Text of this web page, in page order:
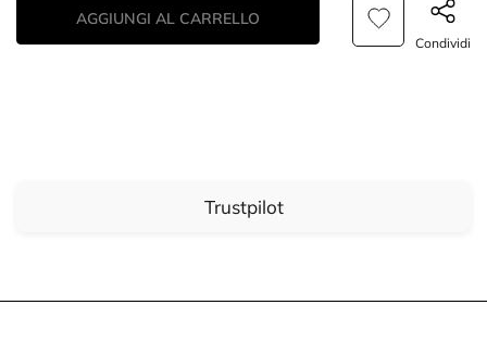
AGGIUNGI AL CARRELLO
Condividi
Trustpilot